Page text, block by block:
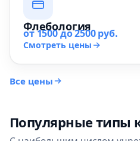
Флебология
от 1500 до 2500 руб.
Смотреть цены
Все цены
Популярные типы